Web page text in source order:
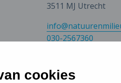
cookies
3511 MJ Utrecht
030-2567360